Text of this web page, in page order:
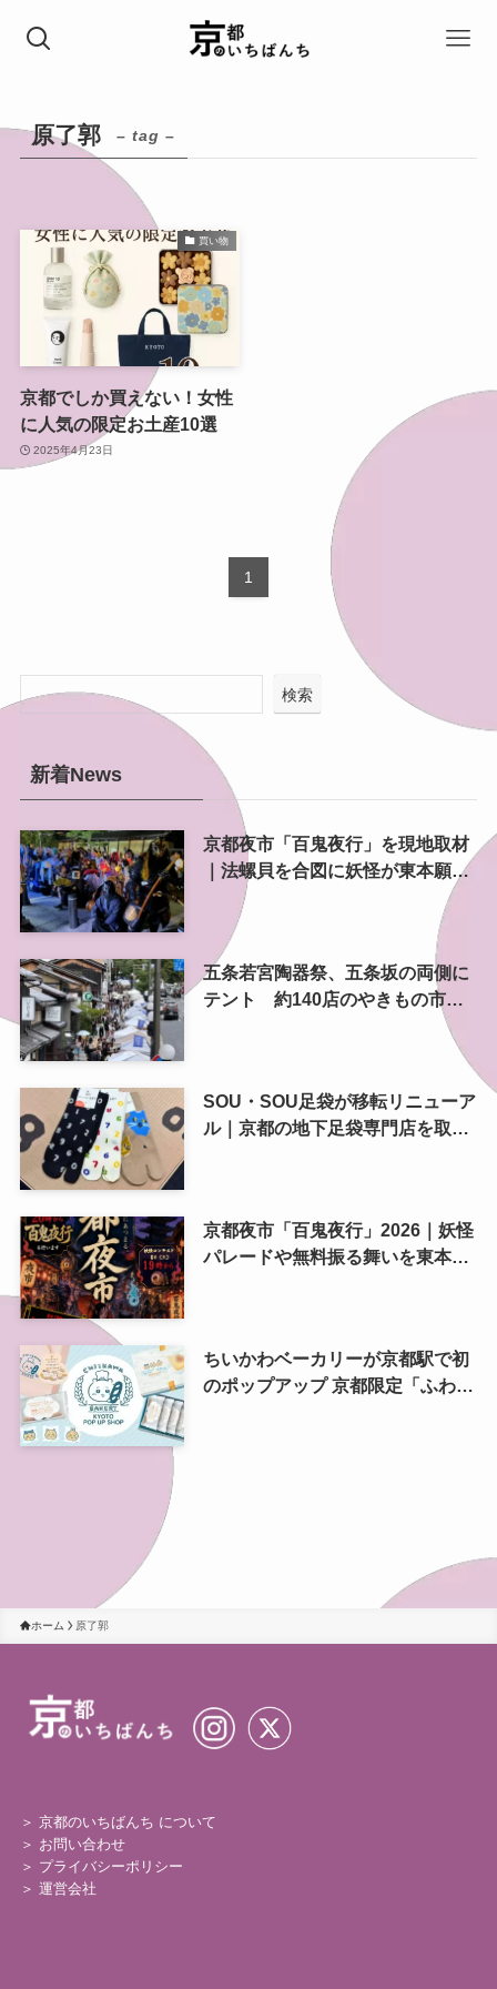
原了郭 – tag –
買い物
京都でしか買えない！女性
に人気の限定お土産10選
2025年4月23日
1
検索
新着News
京都夜市「百鬼夜行」を現地取材
｜法螺貝を合図に妖怪が東本願寺
前を練り歩く
五条若宮陶器祭、五条坂の両側に
テント 約140店のやきもの市を
SOU・SOU足袋が移転リニューア
ル｜京都の地下足袋専門店を取
京都夜市「百鬼夜行」2026｜妖怪
パレードや無料振る舞いを東本願
ちいかわベーカリーが京都駅で初
のポップアップ 京都限定「ふわふ
ホーム 原了郭
＞ 京都のいちばんち について
＞ お問い合わせ
＞ プライバシーポリシー
＞ 運営会社